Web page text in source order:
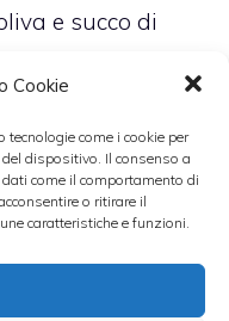
Cookie
come i cookie per
dispositivo. Il consenso a
come il comportamento di
o ritirare il
caratteristiche e funzioni.
e succo di
proprietà della
tra le
ricetta.
sue qualità